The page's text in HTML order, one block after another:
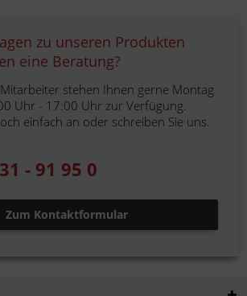
zu unseren Produkten
eine Beratung?
stehen Ihnen gerne Montag
Uhr - 17:00 Uhr zur Verfügung.
einfach an oder schreiben Sie uns.
- 91 95 0
Zum Kontaktformular